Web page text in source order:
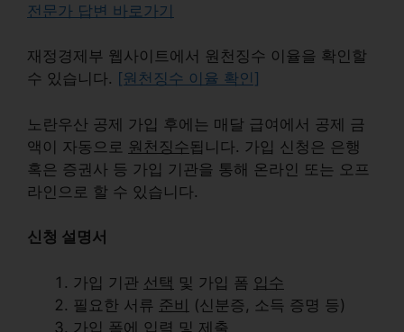
전문가 답변 바로가기
재정경제부 웹사이트에서 원천징수 이율을 확인할
수 있습니다. [원천징수 이율 확인]
노란우산 공제 가입 후에는 매달 급여에서 공제 금
액이 자동으로 원천징수 됩니다. 가입 신청은 은행
혹은 증권사 등 가입 기관을 통해 온라인 또는 오프
라인으로 할 수 있습니다.
신청 설명서
가입 기관 선택 및 가입 폼 입수
필요한 서류 준비 (신분증, 소득 증명 등)
가입 폼에 입력 및 제출